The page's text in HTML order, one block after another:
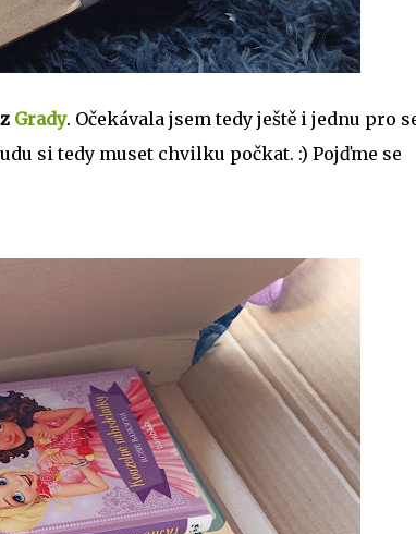
Grady. Očekávala jsem tedy ještě i jednu pro
si tedy muset chvilku počkat. :) Pojďme se